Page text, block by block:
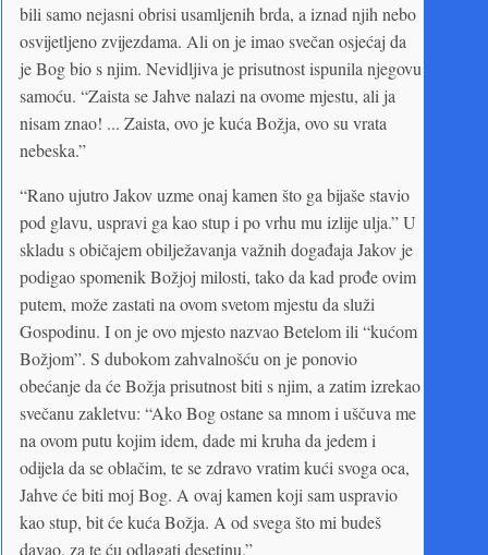
bili samo nejasni obrisi usamljenih brda, a iznad njih nebo
osvijetljeno zvijezdama. Ali on je imao svečan osjećaj da
je Bog bio s njim. Nevidljiva je prisutnost ispunila njegovu
samoću. “Zaista se Jahve nalazi na ovome mjestu, ali ja
nisam znao! ... Zaista, ovo je kuća Božja, ovo su vrata
nebeska.”
“Rano ujutro Jakov uzme onaj kamen što ga bijaše stavio
pod glavu, uspravi ga kao stup i po vrhu mu izlije ulja.” U
skladu s običajem obilježavanja važnih događaja Jakov je
podigao spomenik Božjoj milosti, tako da kad prođe ovim
putem, može zastati na ovom svetom mjestu da služi
Gospodinu. I on je ovo mjesto nazvao Betelom ili “kućom
Božjom”. S dubokom zahvalnošću on je ponovio
obećanje da će Božja prisutnost biti s njim, a zatim izrekao
svečanu zakletvu: “Ako Bog ostane sa mnom i uščuva me
na ovom putu kojim idem, dade mi kruha da jedem i
odijela da se oblačim, te se zdravo vratim kući svoga oca,
Jahve će biti moj Bog. A ovaj kamen koji sam uspravio
kao stup, bit će kuća Božja. A od svega što mi budeš
davao, za te ću odlagati desetinu.”